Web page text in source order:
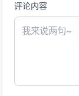
评论内容